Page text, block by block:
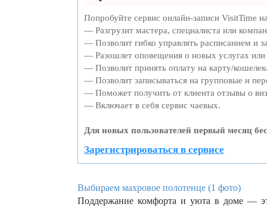
Попробуйте сервис онлайн-записи VisitTime
— Разгрузит мастера, специалиста или
— Позволит гибко управлять расписанием и
— Разошлет оповещения о новых услугах или
— Позволит принять оплату на карту/
— Позволит записываться на групповые и
— Поможет получить от клиента отзывы о
— Включает в себя сервис чаевых.
Для новых пользователей первый месяц
Зарегистрироваться в сервисе
Выбираем махровое полотенце (1 фото)
Поддержание комфорта и уюта в доме —